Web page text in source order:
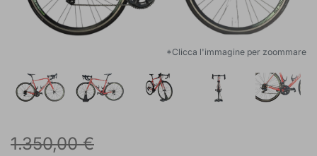
*Clicca l'immagine per zoommare
1.350,00 €